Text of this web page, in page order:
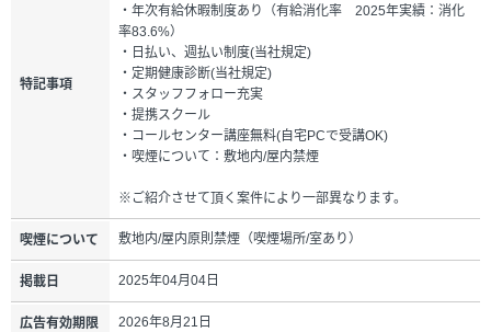
特記事項
・年次有給休暇制度あり（有給消化率 2025年実績：消化
率83.6%）
・日払い、週払い制度(当社規定)
・定期健康診断(当社規定)
・スタッフフォロー充実
・提携スクール
・コールセンター講座無料(自宅PCで受講OK)
・喫煙について：敷地内/屋内禁煙
※ご紹介させて頂く案件により一部異なります。
喫煙について 敷地内/屋内原則禁煙（喫煙場所/室あり）
掲載日 2025年04月04日
広告有効期限 2026年8月21日